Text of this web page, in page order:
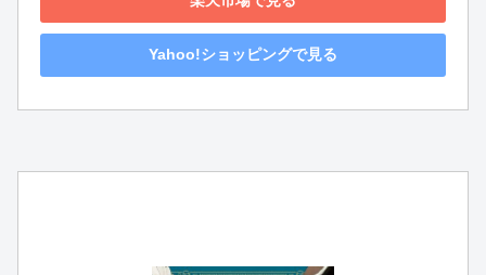
Yahoo!ショッピングで見る